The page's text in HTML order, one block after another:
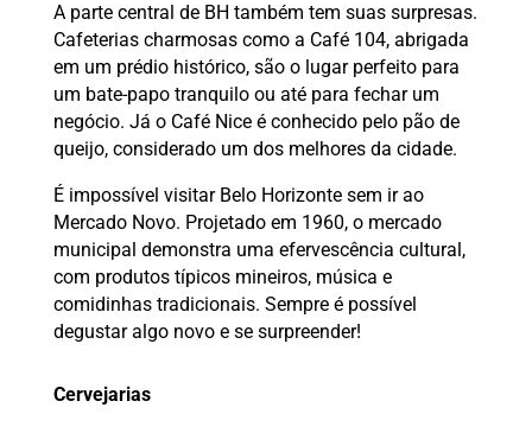
A parte central de BH também tem suas surpresas.
Cafeterias charmosas como a Café 104, abrigada
em um prédio histórico, são o lugar perfeito para
um bate-papo tranquilo ou até para fechar um
negócio. Já o Café Nice é conhecido pelo pão de
queijo, considerado um dos melhores da cidade.
É impossível visitar Belo Horizonte sem ir ao
Mercado Novo. Projetado em 1960, o mercado
municipal demonstra uma efervescência cultural,
com produtos típicos mineiros, música e
comidinhas tradicionais. Sempre é possível
degustar algo novo e se surpreender!
Cervejarias